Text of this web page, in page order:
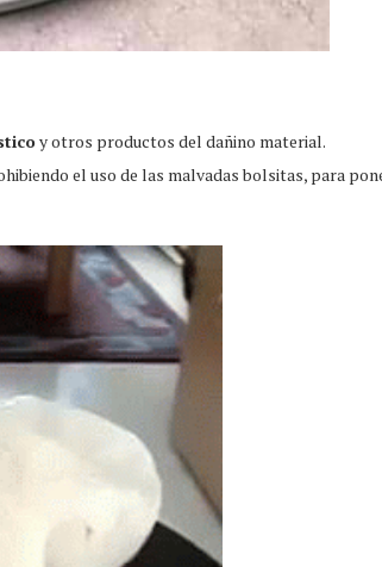
y otros productos del dañino material.
el uso de las malvadas bolsitas, para